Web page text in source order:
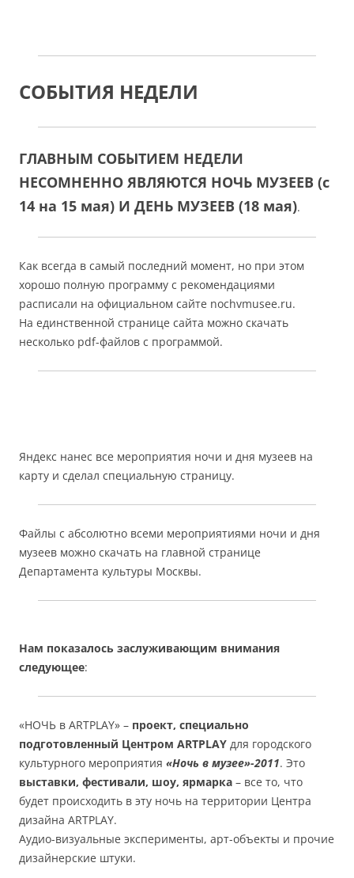
СОБЫТИЯ НЕДЕЛИ
ГЛАВНЫМ СОБЫТИЕМ НЕДЕЛИ
НЕСОМНЕННО ЯВЛЯЮТСЯ НОЧЬ МУЗЕЕВ (с
14 на 15 мая) И ДЕНЬ МУЗЕЕВ (18 мая).
Как всегда в самый последний момент, но при этом
хорошо полную программу с рекомендациями
расписали на официальном сайте nochvmusee.ru.
На единственной странице сайта можно скачать
несколько pdf-файлов с программой.
Яндекс нанес все мероприятия ночи и дня музеев на
карту и сделал специальную страницу.
Файлы с абсолютно всеми мероприятиями ночи и дня
музеев можно скачать на главной странице
Департамента культуры Москвы.
Нам показалось заслуживающим внимания
следующее:
«НОЧЬ в ARTPLAY» – проект, специально
подготовленный Центром ARTPLAY для городского
культурного мероприятия «Ночь в музее»-2011. Это
выставки, фестивали, шоу, ярмарка – все то, что
будет происходить в эту ночь на территории Центра
дизайна ARTPLAY.
Аудио-визуальные эксперименты, арт-объекты и прочие
дизайнерские штуки.